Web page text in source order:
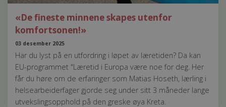
«De fineste minnene skapes utenfor
komfortsonen!»
03 desember 2025
Har du lyst på en utfordring i løpet av læretiden? Da kan
EU-programmet "Læretid i Europa være noe for deg. Her
får du høre om de erfaringer som Matias Hoseth, lærling i
helsearbeiderfager gjorde seg under sitt 3 måneder lange
utvekslingsopphold på den greske øya Kreta.